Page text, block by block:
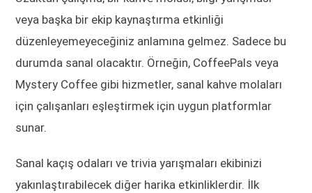
veya başka bir ekip kaynaştırma etkinliği
düzenleyemeyeceğiniz anlamına gelmez. Sadece bu
durumda sanal olacaktır. Örneğin, CoffeePals veya
Mystery Coffee gibi hizmetler, sanal kahve molaları
için çalışanları eşleştirmek için uygun platformlar
sunar.
Sanal kaçış odaları ve trivia yarışmaları ekibinizi
yakınlaştırabilecek diğer harika etkinliklerdir. İlk